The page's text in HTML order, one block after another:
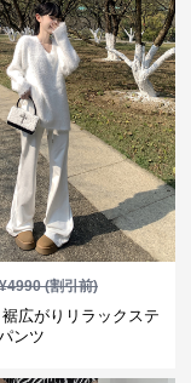
¥4990(割引前)
広がりリラックステ
ンツ